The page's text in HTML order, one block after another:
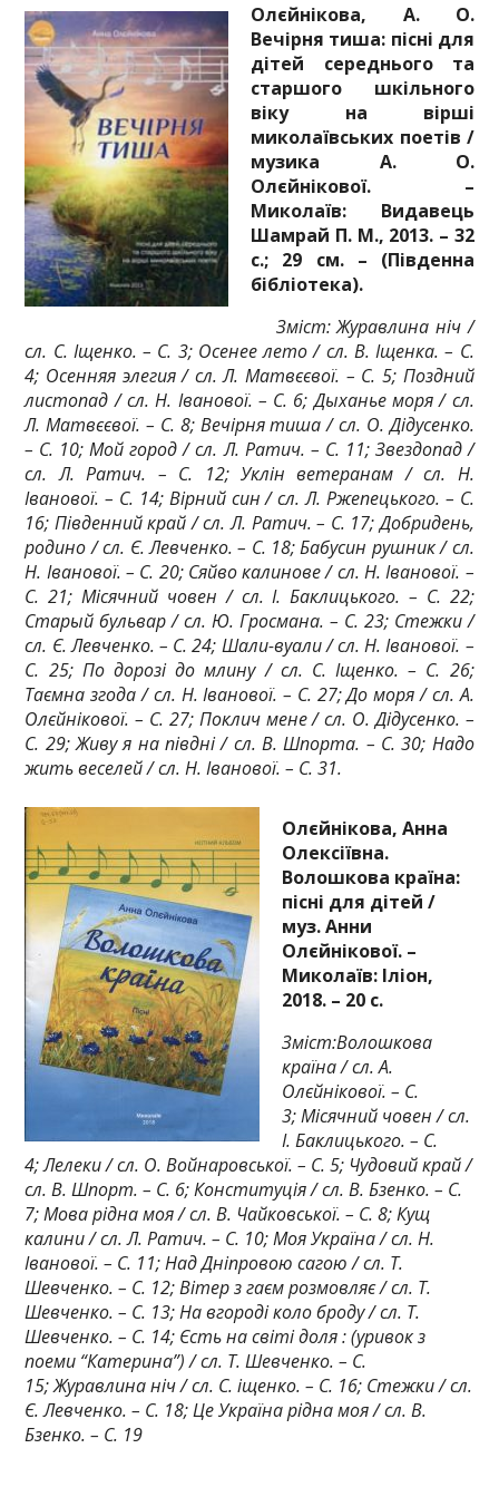
Олєйнікова, А. О.
Вечірня тиша: пісні для
дітей середнього та
старшого шкільного
віку на вірші
миколаївських поетів /
музика А. О.
Олєйнікової. –
Миколаїв: Видавець
Шамрай П. М., 2013. – 32
с.; 29 см. – (Південна
бібліотека).
Зміст: Журавлина ніч /
сл. С. Іщенко. – С. 3; Осенее лето / сл. В. Іщенка. – С.
4; Осенняя элегия / сл. Л. Матвєєвої. – С. 5; Поздний
листопад / сл. Н. Іванової. – С. 6; Дыханье моря / сл.
Л. Матвєєвої. – С. 8; Вечірня тиша / сл. О. Дідусенко.
– С. 10; Мой город / сл. Л. Ратич. – С. 11; Звездопад /
сл. Л. Ратич. – С. 12; Уклін ветеранам / сл. Н.
Іванової. – С. 14; Вірний син / сл. Л. Ржепецького. – С.
16; Південний край / сл. Л. Ратич. – С. 17; Добридень,
родино / сл. Є. Левченко. – С. 18; Бабусин рушник / сл.
Н. Іванової. – С. 20; Сяйво калинове / сл. Н. Іванової. –
С. 21; Місячний човен / сл. І. Баклицького. – С. 22;
Старый бульвар / сл. Ю. Гросмана. – С. 23; Стежки /
сл. Є. Левченко. – С. 24; Шали-вуали / сл. Н. Іванової. –
С. 25; По дорозі до млину / сл. С. Іщенко. – С. 26;
Таємна згода / сл. Н. Іванової. – С. 27; До моря / сл. А.
Олєйнікової. – С. 27; Поклич мене / сл. О. Дідусенко. –
С. 29; Живу я на півдні / сл. В. Шпорта. – С. 30; Надо
жить веселей / сл. Н. Іванової. – С. 31.
Олєйнікова, Анна
Олексіївна.
Волошкова країна:
пісні для дітей /
муз. Анни
Олєйнікової. –
Миколаїв: Іліон,
2018. – 20 с.
Зміст:Волошкова
країна / сл. А.
Олєйнікової. – С.
3; Місячний човен / сл.
І. Баклицького. – С.
4; Лелеки / сл. О. Войнаровської. – С. 5; Чудовий край /
сл. В. Шпорт. – С. 6; Конституція / сл. В. Бзенко. – С.
7; Мова рідна моя / сл. В. Чайковської. – С. 8; Кущ
калини / сл. Л. Ратич. – С. 10; Моя Україна / сл. Н.
Іванової. – С. 11; Над Дніпровою сагою / сл. Т.
Шевченко. – С. 12; Вітер з гаєм розмовляє / сл. Т.
Шевченко. – С. 13; На вгороді коло броду / сл. Т.
Шевченко. – С. 14; Єсть на світі доля : (уривок з
поеми “Катерина”) / сл. Т. Шевченко. – С.
15; Журавлина ніч / сл. С. іщенко. – С. 16; Стежки / сл.
Є. Левченко. – С. 18; Це Україна рідна моя / сл. В.
Бзенко. – С. 19